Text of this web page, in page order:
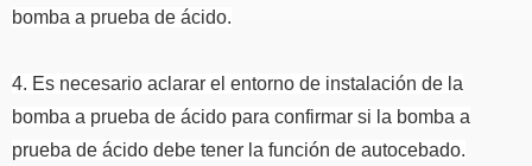
bomba a prueba de ácido.
4. Es necesario aclarar el entorno de instalación de la
bomba a prueba de ácido para confirmar si la bomba a
prueba de ácido debe tener la función de autocebado.